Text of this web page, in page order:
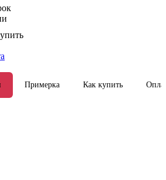
Примерка Как купить